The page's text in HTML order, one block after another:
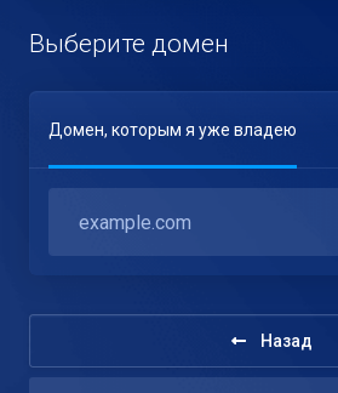
Выберите домен
Домен, которым я уже владею
Назад